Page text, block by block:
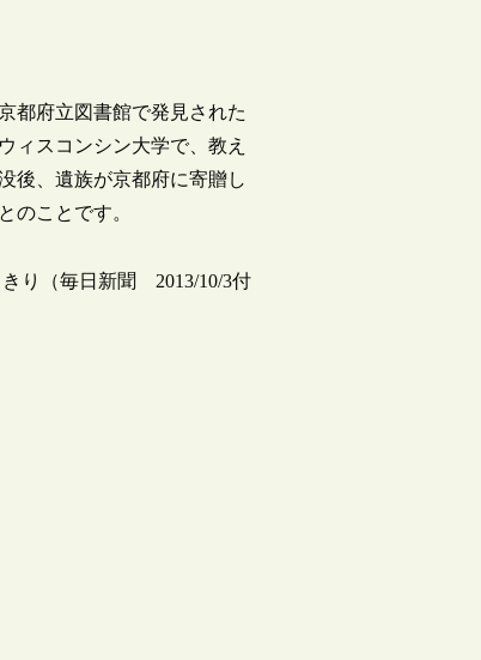
都府立図書館で発見された
ィスコンシン大学で、教え
後、遺族が京都府に寄贈し
のことです。
り（毎日新聞 2013/10/3付